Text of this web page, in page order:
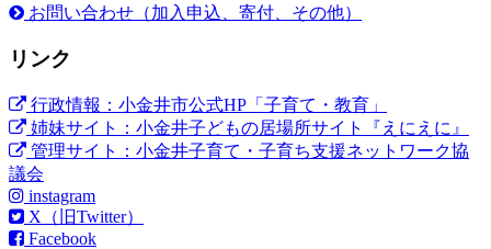
お問い合わせ（加入申込、寄付、その他）
リンク
行政情報：小金井市公式HP「子育て・教育」
姉妹サイト：小金井子どもの居場所サイト『えにえに』
管理サイト：小金井子育て・子育ち支援ネットワーク協
議会
instagram
X（旧Twitter）
Facebook